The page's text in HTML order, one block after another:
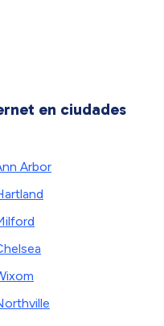
en ciudades
Arbor